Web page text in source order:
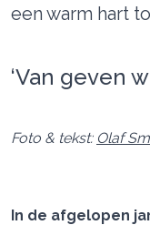
een warm hart
‘Van geven
Foto & tekst: Olaf
In de afgelopen